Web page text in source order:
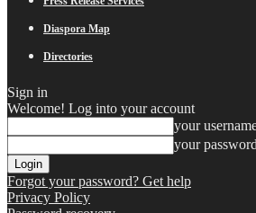
Diaspora Map
Directories
Sign in
Welcome! Log into your account
your
your password
Forgot your password? Get help
Privacy Policy